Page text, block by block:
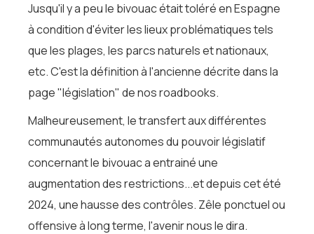
Jusqu'il y a peu le bivouac était toléré en Espagne
à condition d'éviter les lieux problématiques tels
que les plages, les parcs naturels et nationaux,
etc. C'est la définition à l'ancienne décrite dans la
page "législation" de nos roadbooks.
Malheureusement, le transfert aux différentes
communautés autonomes du pouvoir législatif
concernant le bivouac a entrainé une
augmentation des restrictions...et depuis cet été
2024, une hausse des contrôles. Zêle ponctuel ou
offensive à long terme, l'avenir nous le dira.